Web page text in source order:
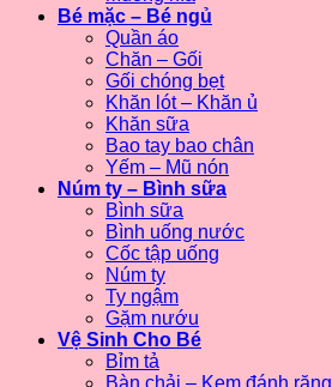
Bé mặc – Bé ngủ
Quần áo
Chăn – Gối
Gối chóng bẹt
Khăn lót – Khăn ủ
Khăn sữa
Bao tay bao chân
Yếm – Mũ nón
Núm ty – Bình sữa
Bình sữa
Bình uống nước
Cốc tập uống
Núm ty
Ty ngậm
Gặm nướu
Vệ Sinh Cho Bé
Bỉm tả
Bàn chải – Kem đánh răng